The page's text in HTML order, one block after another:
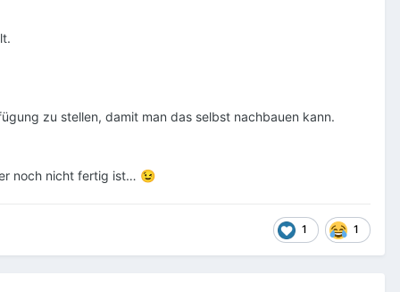
zu stellen, damit man das selbst nachbauen kann.
noch nicht fertig ist… 😉
1 1